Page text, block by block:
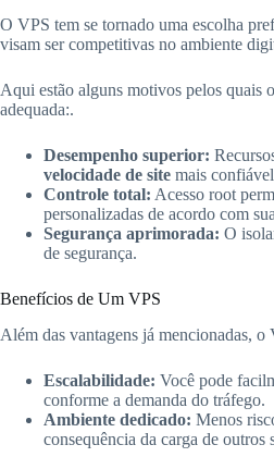
O VPS tem se tornado uma escolha
visam ser competitivas no ambiente
Aqui estão alguns motivos pelos quais
adequada:.
Desempenho superior:
velocidade de site mais
Controle total: Acesso root
personalizadas de acordo com
Segurança aprimorada: O
de segurança.
Benefícios de Um VPS
Além das vantagens já mencionadas, o
Escalabilidade: Você pode
conforme a demanda do tráfego.
Ambiente dedicado: Menos
consequência da carga de outros